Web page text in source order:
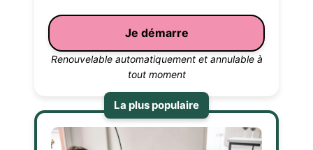
Je démarre
Renouvelable automatiquement et annulable à
tout moment